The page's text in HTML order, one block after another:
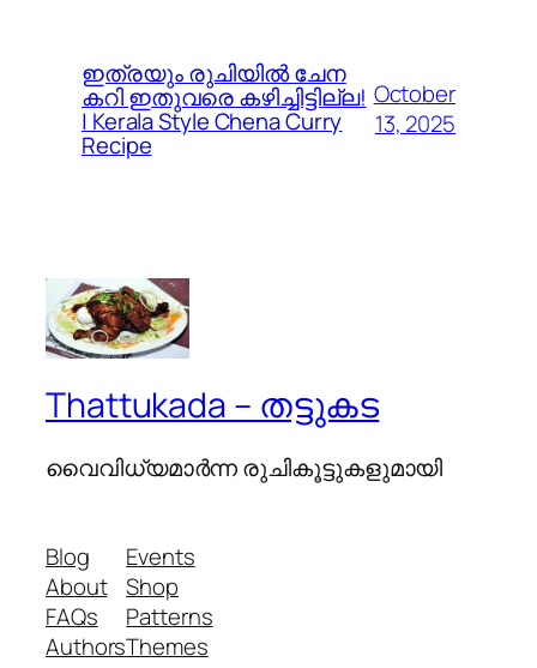
ഇത്രയും രുചിയിൽ ചേന
കറി ഇതുവരെ കഴിച്ചിട്ടില്ല!
| Kerala Style Chena Curry
Recipe
October
13, 2025
Thattukada – തട്ടുകട
വൈവിധ്യമാര്‍ന്ന രുചികൂട്ടുകളുമായി
Blog
About
FAQs
Authors
Events
Shop
Patterns
Themes